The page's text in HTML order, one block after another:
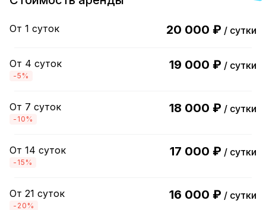
От 1 суток 20 000 ₽ / сутки
От 4 суток
-5%
19 000 ₽ / сутки
От 7 суток
-10%
18 000 ₽ / сутки
От 14 суток
-15%
17 000 ₽ / сутки
От 21 суток
-20%
16 000 ₽ / сутки